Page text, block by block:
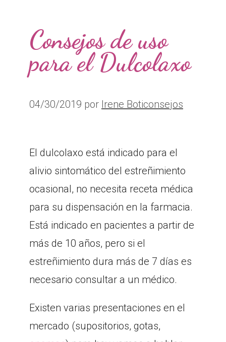
Consejos de uso
para el Dulcolaxo
04/30/2019 por Irene Boticonsejos
El dulcolaxo está indicado para el
alivio sintomático del estreñimiento
ocasional, no necesita receta médica
para su dispensación en la farmacia.
Está indicado en pacientes a partir de
más de 10 años, pero si el
estreñimiento dura más de 7 días es
necesario consultar a un médico.
Existen varias presentaciones en el
mercado (supositorios, gotas,